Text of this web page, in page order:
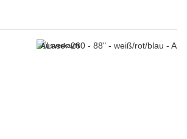
Ausverkauft